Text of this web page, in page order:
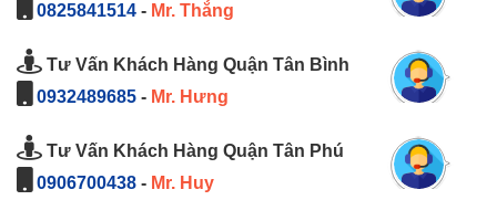
0825841514 - Mr. Thắng
Tư Vấn Khách Hàng Quận Tân Bình
0932489685 - Mr. Hưng
Tư Vấn Khách Hàng Quận Tân Phú
0906700438 - Mr. Huy